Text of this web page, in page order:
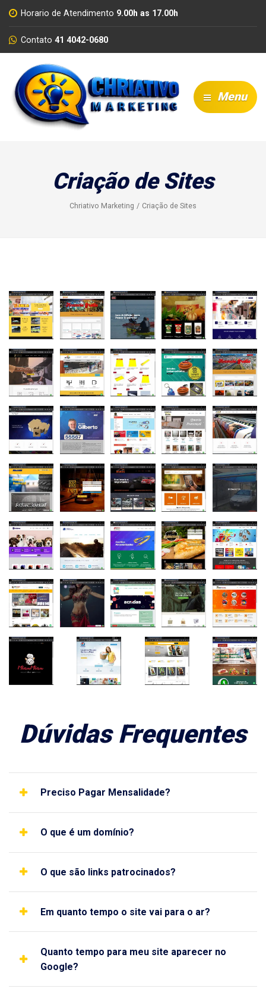
Horario de Atendimento 9.00h as 17.00h
Contato 41 4042-0680
Menu
Criação de Sites
Chriativo Marketing Criação de Sites
Dúvidas Frequentes
Preciso Pagar Mensalidade?
O que é um domínio?
O que são links patrocinados?
Em quanto tempo o site vai para o ar?
Quanto tempo para meu site aparecer no
Google?